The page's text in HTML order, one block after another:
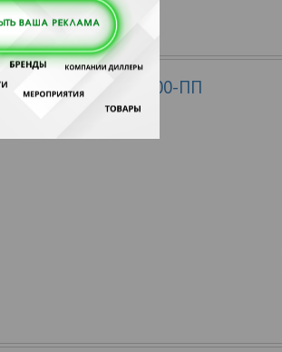
Труба ТК Р1 110-2000-ПП